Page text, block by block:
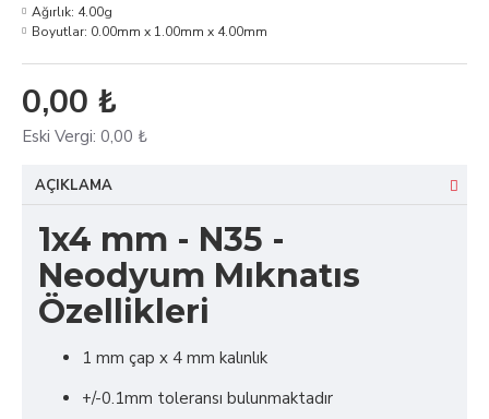
0,00 ₺
Eski Vergi: 0,00 ₺
Ağırlık: 4.00g
Boyutlar: 0.00mm x 1.00mm x 4.00mm
AÇIKLAMA
1x4 mm - N35 -
Neodyum Mıknatıs
Özellikleri
1 mm çap x 4 mm kalınlık
+/-0.1mm toleransı bulunmaktadır